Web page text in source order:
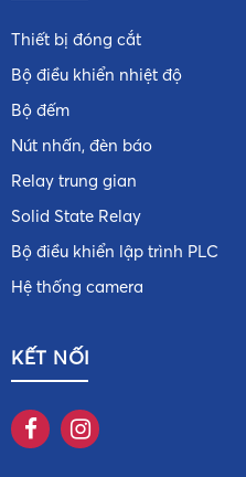
Thiết bị đóng cắt
Bộ điều khiển nhiệt độ
Bộ đếm
Nút nhấn, đèn báo
Relay trung gian
Solid State Relay
Bộ điều khiển lập trình PLC
Hệ thống camera
KẾT NỐI